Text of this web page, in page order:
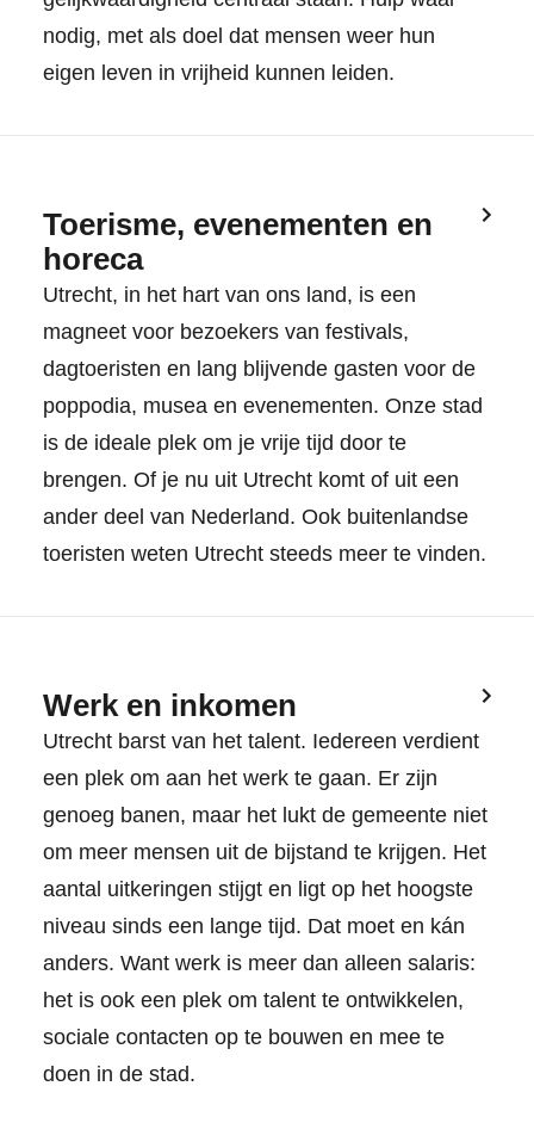
nodig, met als doel dat mensen weer hun
eigen leven in vrijheid kunnen leiden.
Toerisme, evenementen en
horeca
Utrecht, in het hart van ons land, is een
magneet voor bezoekers van festivals,
dagtoeristen en lang blijvende gasten voor de
poppodia, musea en evenementen. Onze stad
is de ideale plek om je vrije tijd door te
brengen. Of je nu uit Utrecht komt of uit een
ander deel van Nederland. Ook buitenlandse
toeristen weten Utrecht steeds meer te vinden.
Werk en inkomen
Utrecht barst van het talent. Iedereen verdient
een plek om aan het werk te gaan. Er zijn
genoeg banen, maar het lukt de gemeente niet
om meer mensen uit de bijstand te krijgen. Het
aantal uitkeringen stijgt en ligt op het hoogste
niveau sinds een lange tijd. Dat moet en kán
anders. Want werk is meer dan alleen salaris:
het is ook een plek om talent te ontwikkelen,
sociale contacten op te bouwen en mee te
doen in de stad.